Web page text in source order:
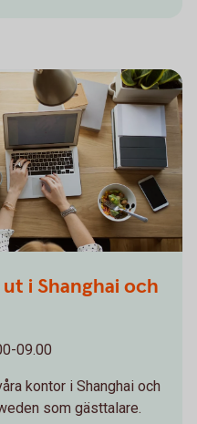
i Shanghai och
09.00
kontor i Shanghai och
som gästtalare.